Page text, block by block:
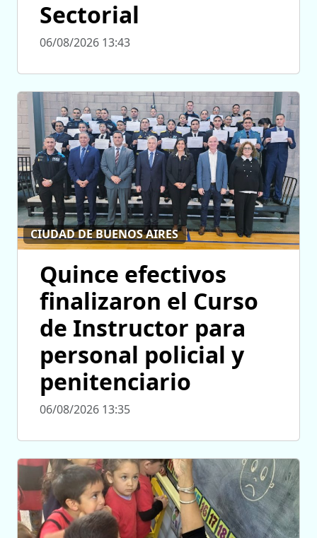
Sectorial
06/08/2026 13:43
CIUDAD DE BUENOS AIRES
Quince efectivos
finalizaron el Curso
de Instructor para
personal policial y
penitenciario
06/08/2026 13:35